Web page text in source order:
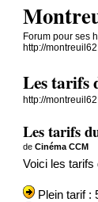
Forum pour ses
http://
Les tarifs
http://
Les tarifs
deCinéma CCM
Voici les
Plein tarif :